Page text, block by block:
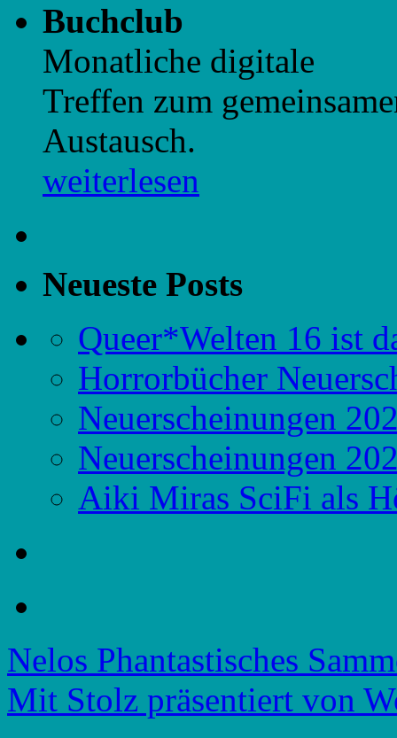
Buchclub
Monatliche digitale
Treffen zum
Austausch.
weiterlesen
Neueste Posts
Queer*Welten 16 ist
Horrorbücher
Neuerscheinungen
Neuerscheinungen
Aiki Miras SciFi als
Nelos Phantastisches
Mit Stolz präsentiert von